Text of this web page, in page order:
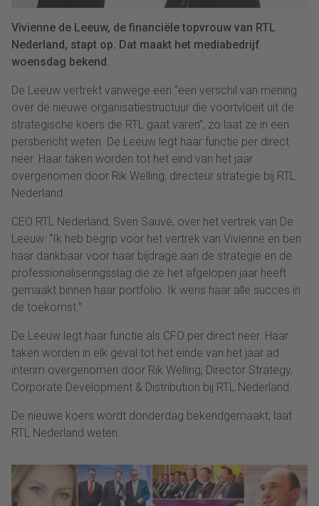
Vivienne de Leeuw, de financiële topvrouw van RTL
Nederland, stapt op. Dat maakt het mediabedrijf
woensdag bekend.
De Leeuw vertrekt vanwege een “een verschil van mening
over de nieuwe organisatiestructuur die voortvloeit uit de
strategische koers die RTL gaat varen”, zo laat ze in een
persbericht weten. De Leeuw legt haar functie per direct
neer. Haar taken worden tot het eind van het jaar
overgenomen door Rik Welling, directeur strategie bij RTL
Nederland.
CEO RTL Nederland, Sven Sauvé, over het vertrek van De
Leeuw: “Ik heb begrip voor het vertrek van Vivienne en ben
haar dankbaar voor haar bijdrage aan de strategie en de
professionaliseringsslag die ze het afgelopen jaar heeft
gemaakt binnen haar portfolio. Ik wens haar alle succes in
de toekomst.”
De Leeuw legt haar functie als CFO per direct neer. Haar
taken worden in elk geval tot het einde van het jaar ad
interim overgenomen door Rik Welling, Director Strategy,
Corporate Development & Distribution bij RTL Nederland.
De nieuwe koers wordt donderdag bekendgemaakt, laat
RTL Nederland weten.